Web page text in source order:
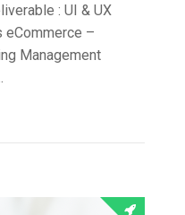
: UI & UX
eCommerce –
Management